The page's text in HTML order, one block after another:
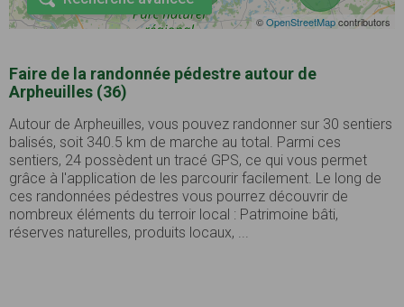
©OpenStreetMapcontributors
Faire de la randonnée pédestre autour de
Arpheuilles (36)
Autour de Arpheuilles, vous pouvez randonner sur 30 sentiers
balisés, soit 340.5 km de marche au total. Parmi ces
sentiers, 24 possèdent un tracé GPS, ce qui vous permet
grâce à l'application de les parcourir facilement. Le long de
ces randonnées pédestres vous pourrez découvrir de
nombreux éléments du terroir local : Patrimoine bâti,
réserves naturelles, produits locaux, ...